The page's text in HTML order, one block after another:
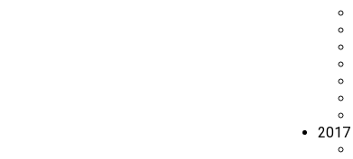
2017